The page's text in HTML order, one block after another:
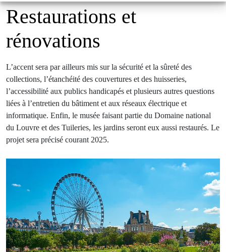
Restaurations et
rénovations
L’accent sera par ailleurs mis sur la sécurité et la sûreté des
collections, l’étanchéité des couvertures et des huisseries,
l’accessibilité aux publics handicapés et plusieurs autres questions
liées à l’entretien du bâtiment et aux réseaux électrique et
informatique. Enfin, le musée faisant partie du Domaine national
du Louvre et des Tuileries, les jardins seront eux aussi restaurés. Le
projet sera précisé courant 2025.